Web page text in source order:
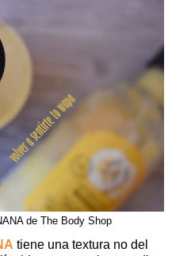
de The Body Shop
tiene una textura no del